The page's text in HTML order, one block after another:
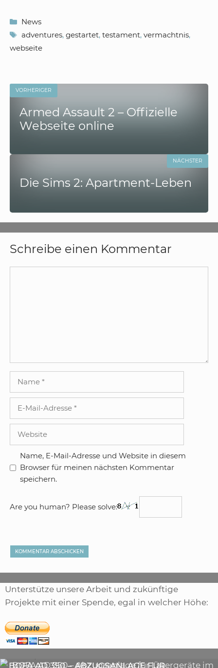
Kategorien
News
Schlagwörter
adventures, gestartet, testament, vermachtnis,
webseite
VORHERIGER
Armed Assault 2 – Offizielle
Webseite online
Die Sims 2: Apartment-Leben
NÄCHSTER
Schreibe einen Kommentar
Adresse
Name, E-Mail-Adresse und Website in diesem
Browser für meinen nächsten Kommentar
speichern.
Are you human? Please solve:
Unterstütze unsere Arbeit und zukünftige
Projekte mit einer Spende, egal in welcher Höhe:
BOFA AD 350 – ABZUGSANLAGE FÜR
DIE BEDEUTENDSTEN SCHRITTE ZUR